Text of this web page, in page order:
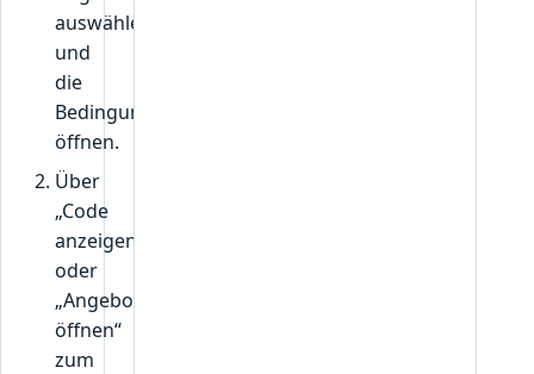
auswählen
und
die
Bedingungen
öffnen.
Über
„Code
anzeigen“
oder
„Angebot
öffnen“
zum